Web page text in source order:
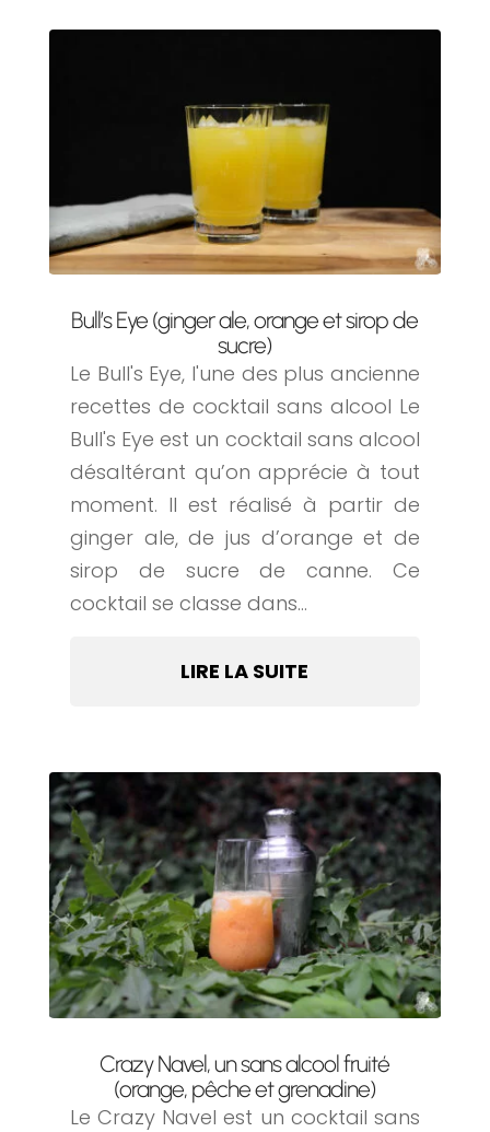
Bull’s Eye (ginger ale, orange et sirop de
sucre)
Le Bull's Eye, l'une des plus ancienne
recettes de cocktail sans alcool Le
Bull's Eye est un cocktail sans alcool
désaltérant qu’on apprécie à tout
moment. Il est réalisé à partir de
ginger ale, de jus d’orange et de
sirop de sucre de canne. Ce
cocktail se classe dans...
LIRE LA SUITE
Crazy Navel, un sans alcool fruité
(orange, pêche et grenadine)
Le Crazy Navel est un cocktail sans